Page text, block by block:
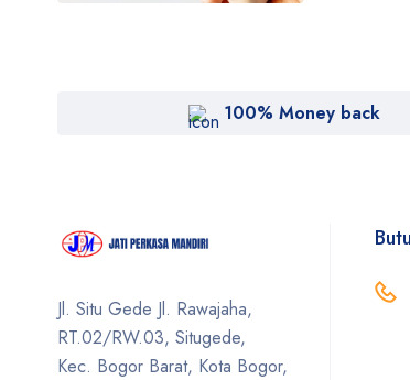
100% Money back
Jl. Situ Gede Jl. Rawajaha,
RT.02/RW.03, Situgede,
Kec. Bogor Barat, Kota Bogor,